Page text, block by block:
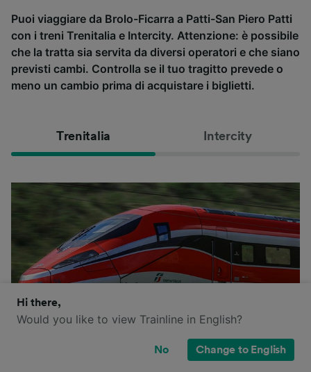
Puoi viaggiare da Brolo-Ficarra a Patti-San Piero Patti
con i treni Trenitalia e Intercity. Attenzione: è possibile
che la tratta sia servita da diversi operatori e che siano
previsti cambi. Controlla se il tuo tragitto prevede o
meno un cambio prima di acquistare i biglietti.
Trenitalia Intercity
Hi there,
Would you like to view Trainline in English?
No Change to English